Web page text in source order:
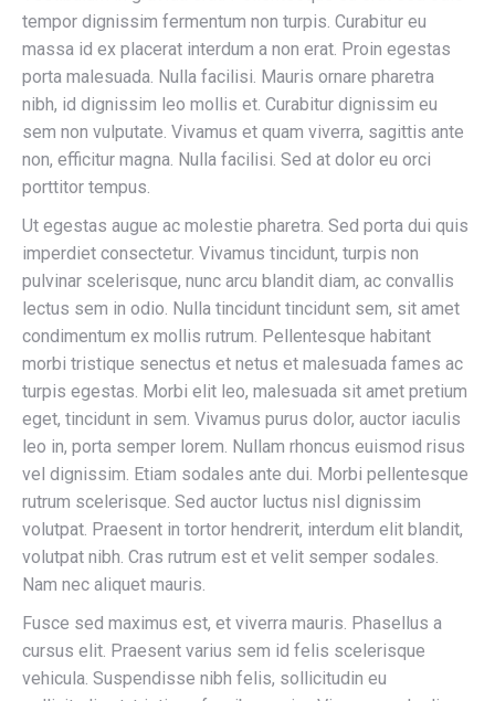
tempor dignissim fermentum non turpis. Curabitur eu
massa id ex placerat interdum a non erat. Proin egestas
porta malesuada. Nulla facilisi. Mauris ornare pharetra
nibh, id dignissim leo mollis et. Curabitur dignissim eu
sem non vulputate. Vivamus et quam viverra, sagittis ante
non, efficitur magna. Nulla facilisi. Sed at dolor eu orci
porttitor tempus.
Ut egestas augue ac molestie pharetra. Sed porta dui quis
imperdiet consectetur. Vivamus tincidunt, turpis non
pulvinar scelerisque, nunc arcu blandit diam, ac convallis
lectus sem in odio. Nulla tincidunt tincidunt sem, sit amet
condimentum ex mollis rutrum. Pellentesque habitant
morbi tristique senectus et netus et malesuada fames ac
turpis egestas. Morbi elit leo, malesuada sit amet pretium
eget, tincidunt in sem. Vivamus purus dolor, auctor iaculis
leo in, porta semper lorem. Nullam rhoncus euismod risus
vel dignissim. Etiam sodales ante dui. Morbi pellentesque
rutrum scelerisque. Sed auctor luctus nisl dignissim
volutpat. Praesent in tortor hendrerit, interdum elit blandit,
volutpat nibh. Cras rutrum est et velit semper sodales.
Nam nec aliquet mauris.
Fusce sed maximus est, et viverra mauris. Phasellus a
cursus elit. Praesent varius sem id felis scelerisque
vehicula. Suspendisse nibh felis, sollicitudin eu